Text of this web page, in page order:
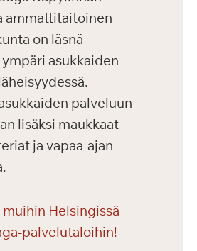
ammattitaitoinen
on läsnä
asukkaiden
palveluun
lisäksi maukkaat
ja vapaa-ajan
Helsingissä
palvelutaloihin!